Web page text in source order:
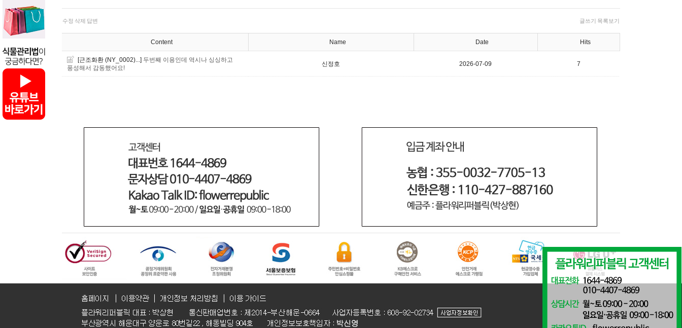
수정 삭제 답변 글쓰기 목록보기
Content Name Date Hits
[근조화환 (NY_0002)...] 두번째 이용인데 역시나 싱싱하고
풍성해서 감동했어요!
신정호 2026-07-09 7